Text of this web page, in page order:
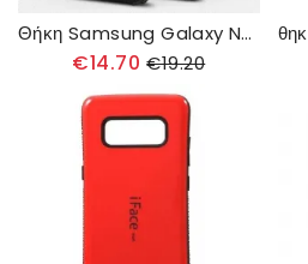
Θήκη Samsung Galaxy Note 8 Survivor
€14.70 €19.20